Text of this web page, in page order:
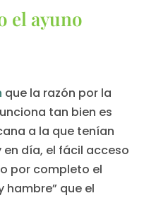
el ayuno
que la razón por la
tan bien es
a la que tenían
día, el fácil acceso
por completo el
hambre” que el